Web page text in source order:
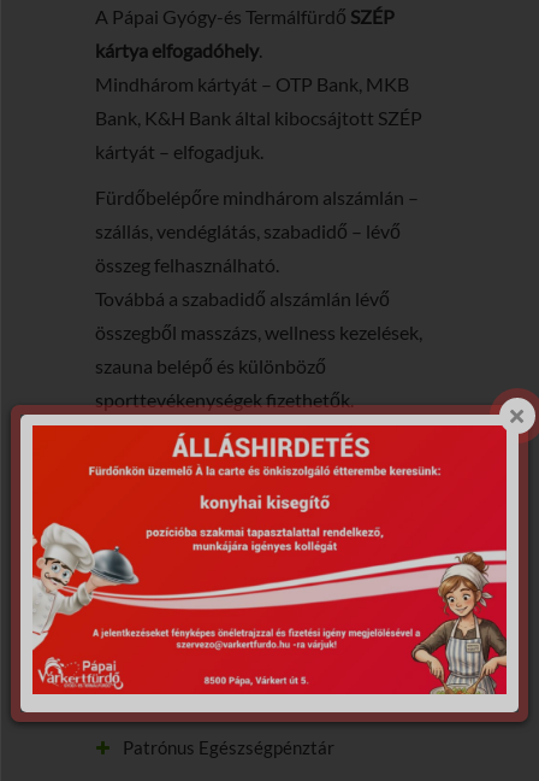
A Pápai Gyógy-és Termálfürdő SZÉP
kártya elfogadóhely.
Mindhárom kártyát – OTP Bank, MKB
Bank, K&H Bank által kibocsájtott SZÉP
kártyát – elfogadjuk.
Fürdőbelépőre mindhárom alszámlán –
szállás, vendéglátás, szabadidő – lévő
összeg felhasználható.
Továbbá a szabadidő alszámlán lévő
összegből masszázs, wellness kezelések,
szauna belépő és különböző
sporttevékenységek fizethetők.
A Pápai Termálvízhasznosító ZRt.-vel
szerződött egészségpénztárak:
Allianz Hungária Egészségpénztár
Dimenzió Egészségpénztár
Vitamin Egészségpénztár
Patrónus Egészségpénztár